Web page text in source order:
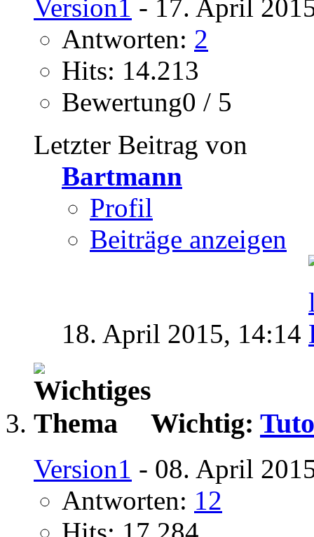
Version1 - 17. April
Antworten: 2
Hits: 14.213
Bewertung0 / 5
Letzter Beitrag von
Bartmann
Profil
Beiträge anzeigen
18. April 2015, 14:14
Wichtig:
Version1 - 08. April
Antworten: 12